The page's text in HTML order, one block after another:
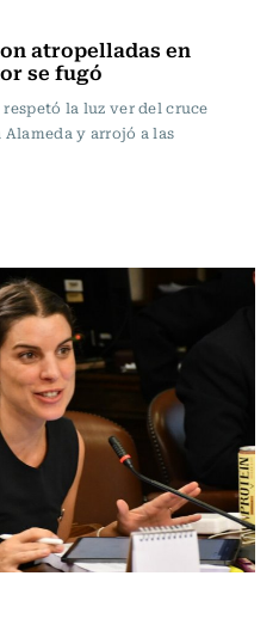
atropelladas en
se fugó
la luz ver del cruce
Alameda y arrojó a las